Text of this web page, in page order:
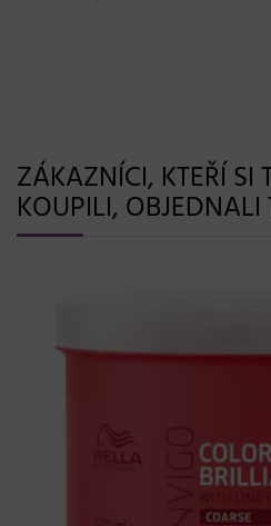
ZÁKAZNÍCI, KTEŘÍ SI
KOUPILI, OBJEDNALI